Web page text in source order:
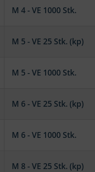
M 4 - VE 1000 Stk.
M 5 - VE 25 Stk. (kp)
M 5 - VE 1000 Stk.
M 6 - VE 25 Stk. (kp)
M 6 - VE 1000 Stk.
M 8 - VE 25 Stk. (kp)